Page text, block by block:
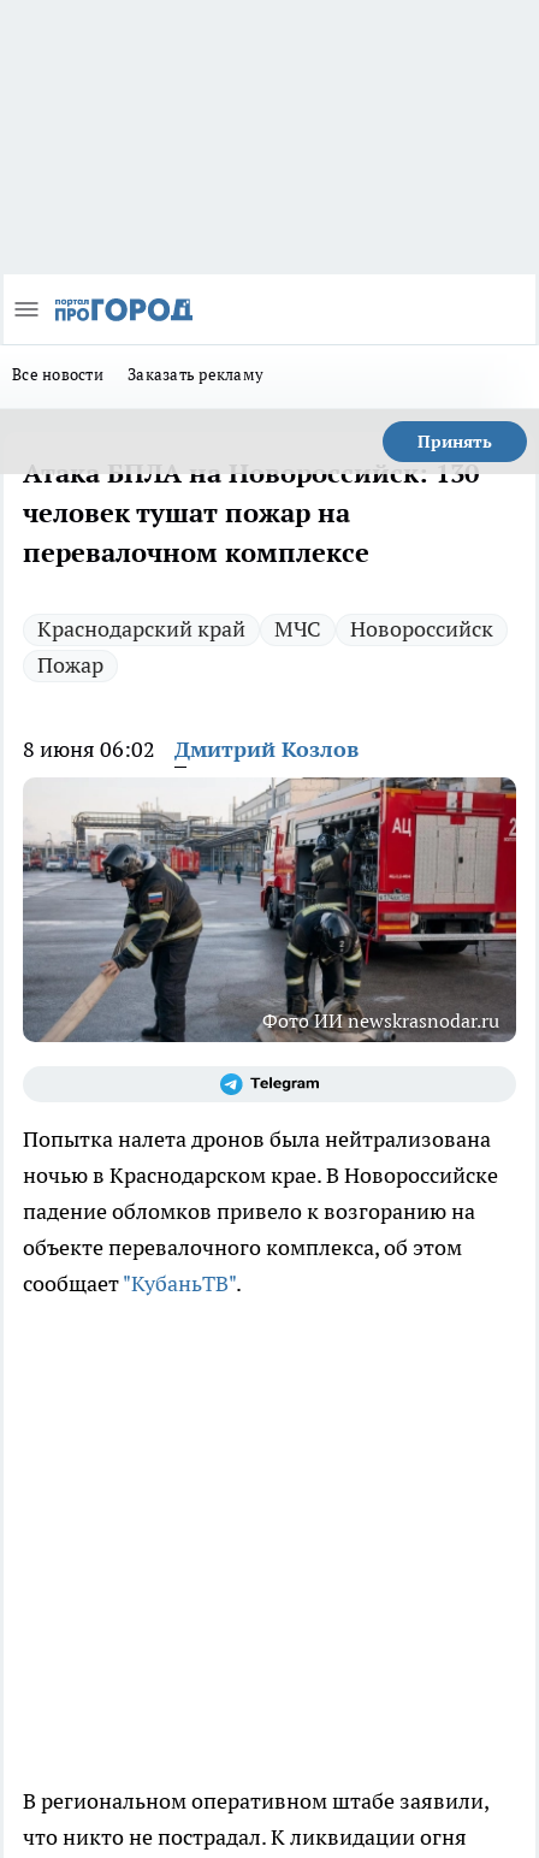
Все новости Заказать рекламу
Принять
Атака БПЛА на Новороссийск: 130
человек тушат пожар на
перевалочном комплексе
Краснодарский край МЧС
Новороссийск
Пожар
8 июня 06:02 Дмитрий Козлов
Фото ИИ newskrasnodar.ru
Попытка налета дронов была нейтрализована
ночью в Краснодарском крае. В Новороссийске
падение обломков привело к возгоранию на
объекте перевалочного комплекса, об этом
сообщает"КубаньТВ".
В региональном оперативном штабе заявили,
что никто не пострадал. К ликвидации огня